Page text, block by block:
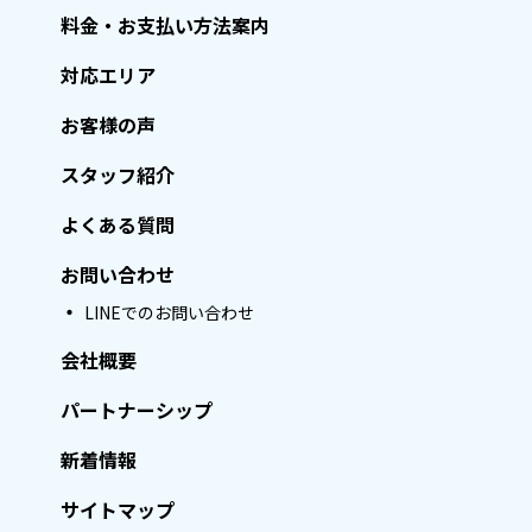
料金・お支払い方法案内
対応エリア
お客様の声
スタッフ紹介
よくある質問
お問い合わせ
LINEでのお問い合わせ
会社概要
パートナーシップ
新着情報
サイトマップ